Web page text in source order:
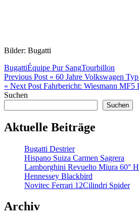
Bilder: Bugatti
BugattiÉquipe Pur SangTourbillon
Beitragsnavigation
Previous Post » 60 Jahre Volkswagen
« Next Post Fahrbericht: Wiesmann MF5
Suchen
Suchen
Aktuelle Beiträge
Bugatti Destrier
Hispano Suiza Carmen Sagrera
Lamborghini Revuelto Miura 60°
Hennessey Blackbird
Novitec Ferrari 12Cilindri Spider
Archiv